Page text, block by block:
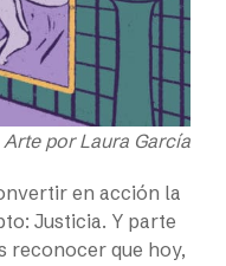
Arte por Laura García
en acción la
Justicia. Y parte
reconocer que hoy,